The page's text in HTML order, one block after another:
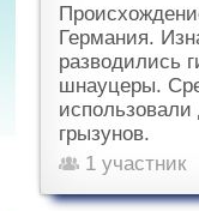
Германия.
разводились
шнауцеры.
грызунов.
1 участник